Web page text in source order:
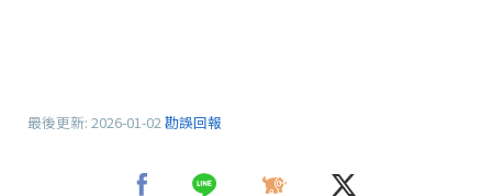
最後更新: 2026-01-02勘誤回報